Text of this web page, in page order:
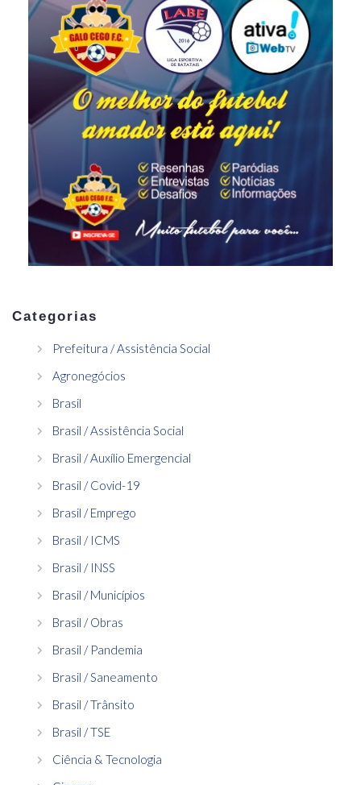
Categorias
Prefeitura / Assistência Social
Agronegócios
Brasil
Brasil / Assistência Social
Brasil / Auxílio Emergencial
Brasil / Covid-19
Brasil / Emprego
Brasil / ICMS
Brasil / INSS
Brasil / Municípios
Brasil / Obras
Brasil / Pandemia
Brasil / Saneamento
Brasil / Trânsito
Brasil / TSE
Ciência & Tecnologia